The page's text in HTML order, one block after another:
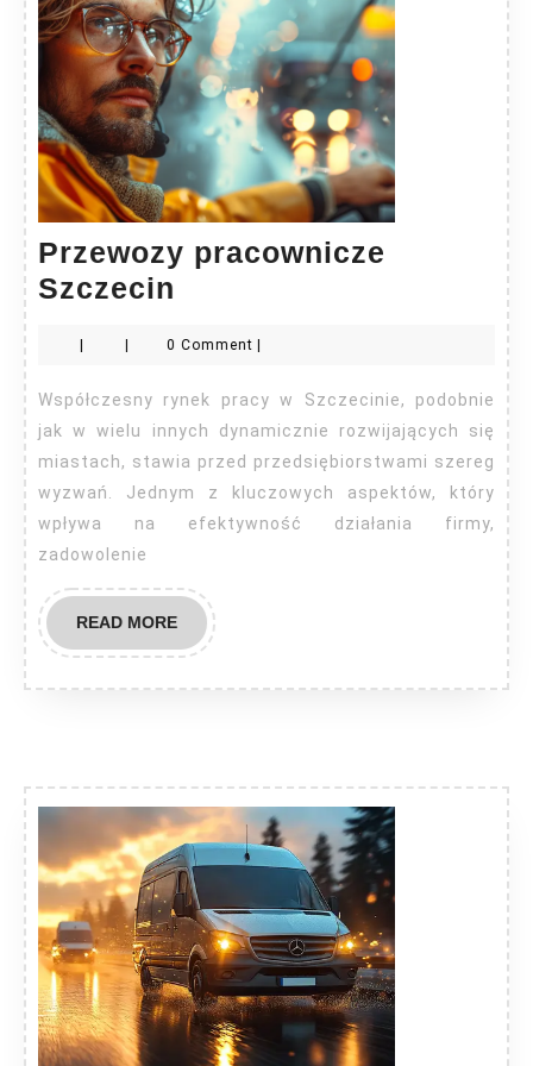
Przewozy pracownicze
Szczecin
Szczecin
| | 0 Comment |
Współczesny rynek pracy w Szczecinie, podobnie
jak w wielu innych dynamicznie rozwijających się
miastach, stawia przed przedsiębiorstwami szereg
wyzwań. Jednym z kluczowych aspektów, który
wpływa na efektywność działania firmy,
zadowolenie
READ MOREREAD
MORE